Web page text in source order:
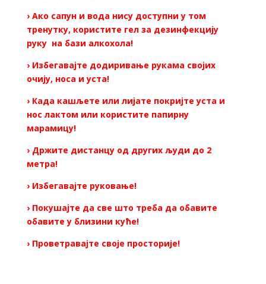
› Ако сапун и вода нису доступни у том
тренутку, користите гел за дезинфекцију
руку на бази алкохола!
› Избегавајте додиривање рукама својих
очију, носа и уста!
› Када кашљете или лијате покријте уста и
нос лактом или користите папирну
марамицу!
› Држите дистанцу од других људи до 2
метра!
› Избегавајте руковање!
› Покушајте да све што треба да обавите
обавите у близини куће!
› Проветравајте своје просторије!